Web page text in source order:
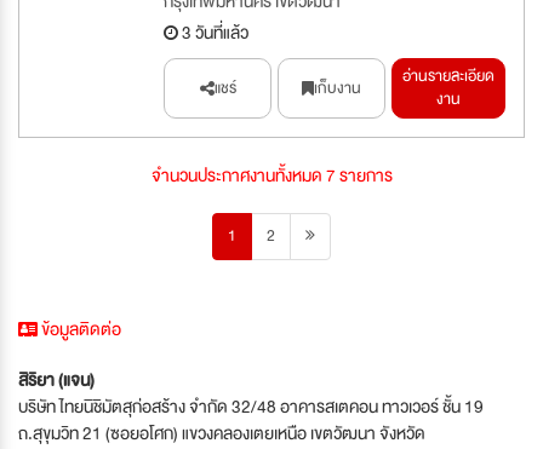
3 วันที่แล้ว
แชร์ เก็บงาน
อ่านรายละเอียด
งาน
จำนวนประกาศงานทั้งหมด 7 รายการ
1 2
ข้อมูลติดต่อ
สิริยา (แจน)
บริษัท ไทยนิชิมัตสุก่อสร้าง จำกัด 32/48 อาคารสเตคอน ทาวเวอร์ ชั้น 19
ถ.สุขุมวิท 21 (ซอยอโศก) แขวงคลองเตยเหนือ เขตวัฒนา จังหวัด